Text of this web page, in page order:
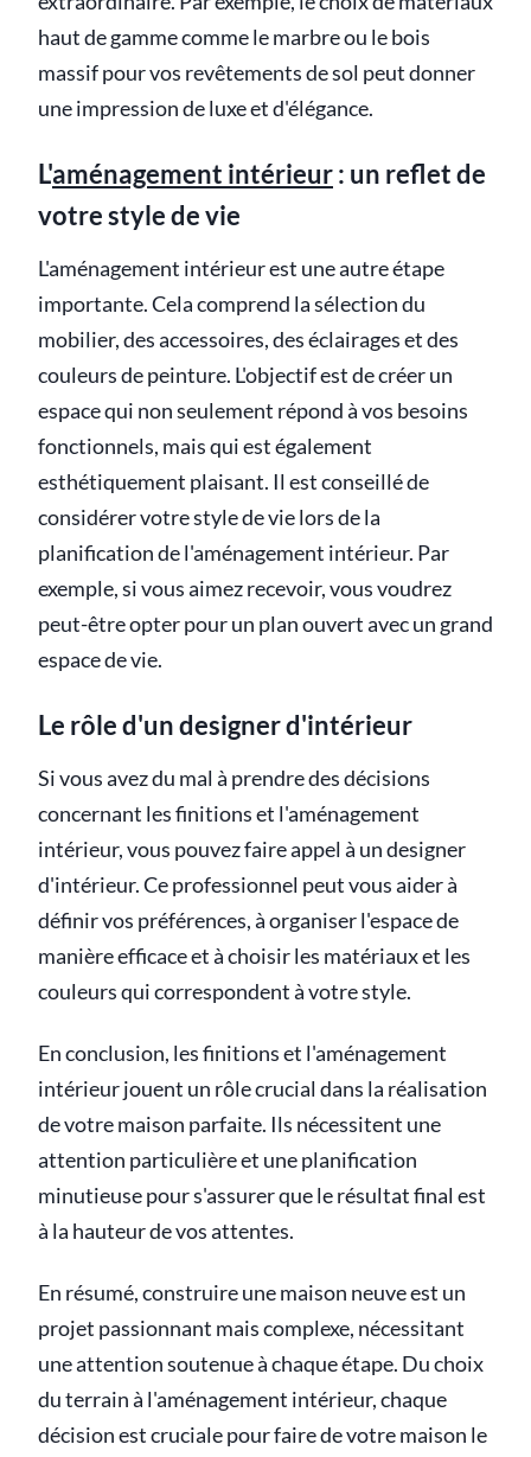
haut de gamme comme le marbre ou le bois
massif pour vos revêtements de sol peut donner
une impression de luxe et d'élégance.
L'aménagement intérieur: un reflet de
votre style de vie
L'aménagement intérieur est une autre étape
importante. Cela comprend la sélection du
mobilier, des accessoires, des éclairages et des
couleurs de peinture. L'objectif est de créer un
espace qui non seulement répond à vos besoins
fonctionnels, mais qui est également
esthétiquement plaisant. Il est conseillé de
considérer votre style de vie lors de la
planification de l'aménagement intérieur. Par
exemple, si vous aimez recevoir, vous voudrez
peut-être opter pour un plan ouvert avec un grand
espace de vie.
Le rôle d'un designer d'intérieur
Si vous avez du mal à prendre des décisions
concernant les finitions et l'aménagement
intérieur, vous pouvez faire appel à un designer
d'intérieur. Ce professionnel peut vous aider à
définir vos préférences, à organiser l'espace de
manière efficace et à choisir les matériaux et les
couleurs qui correspondent à votre style.
En conclusion, les finitions et l'aménagement
intérieur jouent un rôle crucial dans la réalisation
de votre maison parfaite. Ils nécessitent une
attention particulière et une planification
minutieuse pour s'assurer que le résultat final est
à la hauteur de vos attentes.
En résumé, construire une maison neuve est un
projet passionnant mais complexe, nécessitant
une attention soutenue à chaque étape. Du choix
du terrain à l'aménagement intérieur, chaque
décision est cruciale pour faire de votre maison le